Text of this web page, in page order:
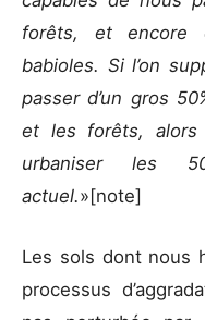
forêts, et encore
babioles. Si l’on
passer d’un gros
et les forêts, alors
urbaniser les
actuel.»[note]
Les sols dont nous
processus